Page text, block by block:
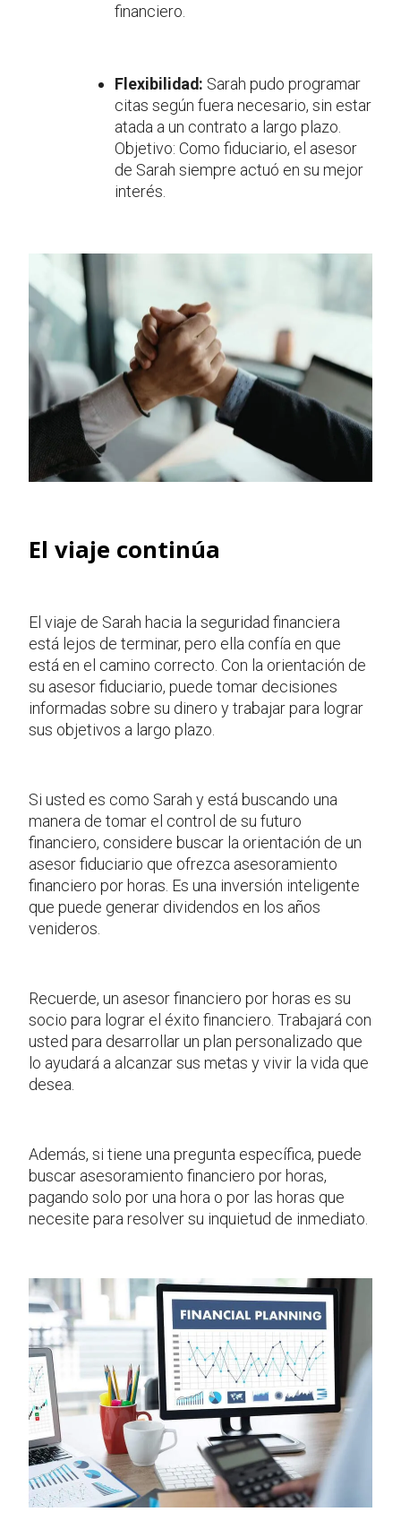
financiero.
Flexibilidad: Sarah pudo programar
citas según fuera necesario, sin estar
atada a un contrato a largo plazo.
Objetivo: Como fiduciario, el asesor
de Sarah siempre actuó en su mejor
interés.
El viaje continúa
El viaje de Sarah hacia la seguridad financiera
está lejos de terminar, pero ella confía en que
está en el camino correcto. Con la orientación de
su asesor fiduciario, puede tomar decisiones
informadas sobre su dinero y trabajar para lograr
sus objetivos a largo plazo.
Si usted es como Sarah y está buscando una
manera de tomar el control de su futuro
financiero, considere buscar la orientación de un
asesor fiduciario que ofrezca asesoramiento
financiero por horas. Es una inversión inteligente
que puede generar dividendos en los años
venideros.
Recuerde, un asesor financiero por horas es su
socio para lograr el éxito financiero. Trabajará con
usted para desarrollar un plan personalizado que
lo ayudará a alcanzar sus metas y vivir la vida que
desea.
Además, si tiene una pregunta específica, puede
buscar asesoramiento financiero por horas,
pagando solo por una hora o por las horas que
necesite para resolver su inquietud de inmediato.